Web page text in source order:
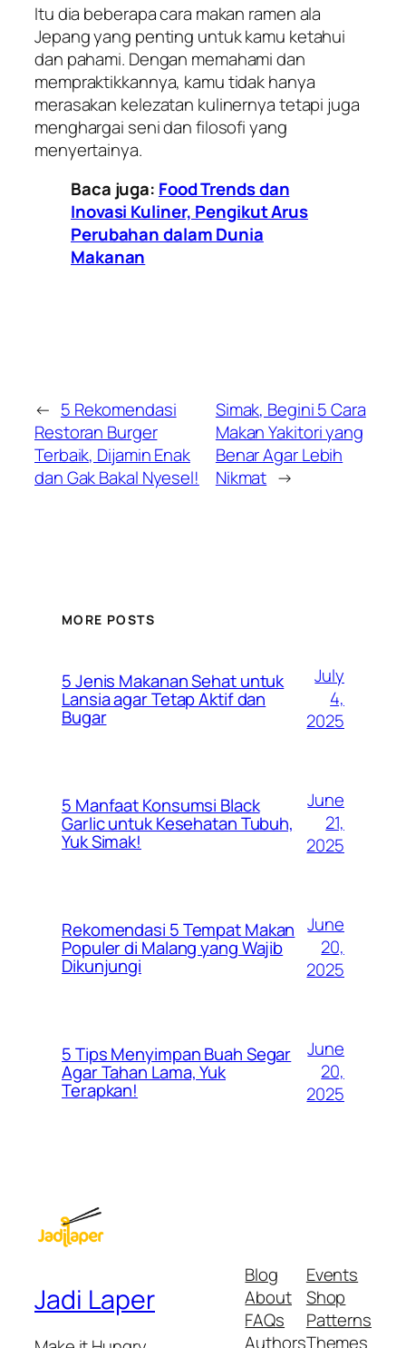
Itu dia beberapa cara makan ramen ala
Jepang yang penting untuk kamu ketahui
dan pahami. Dengan memahami dan
mempraktikkannya, kamu tidak hanya
merasakan kelezatan kulinernya tetapi juga
menghargai seni dan filosofi yang
menyertainya.
Baca juga: Food Trends dan
Inovasi Kuliner, Pengikut Arus
Perubahan dalam Dunia
Makanan
← 5 Rekomendasi
Restoran Burger
Terbaik, Dijamin Enak
dan Gak Bakal Nyesel!
Simak, Begini 5 Cara
Makan Yakitori yang
Benar Agar Lebih
Nikmat →
MORE POSTS
5 Jenis Makanan Sehat untuk
Lansia agar Tetap Aktif dan
Bugar
July
4,
2025
5 Manfaat Konsumsi Black
Garlic untuk Kesehatan Tubuh,
Yuk Simak!
June
21,
2025
Rekomendasi 5 Tempat Makan
Populer di Malang yang Wajib
Dikunjungi
June
20,
2025
5 Tips Menyimpan Buah Segar
Agar Tahan Lama, Yuk
Terapkan!
June
20,
2025
Jadi Laper
Blog
About
FAQs
Authors
Events
Shop
Patterns
Themes